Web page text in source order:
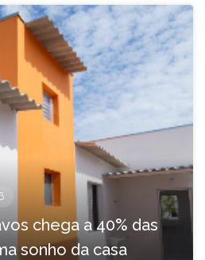
chega a 40% das
sonho da casa